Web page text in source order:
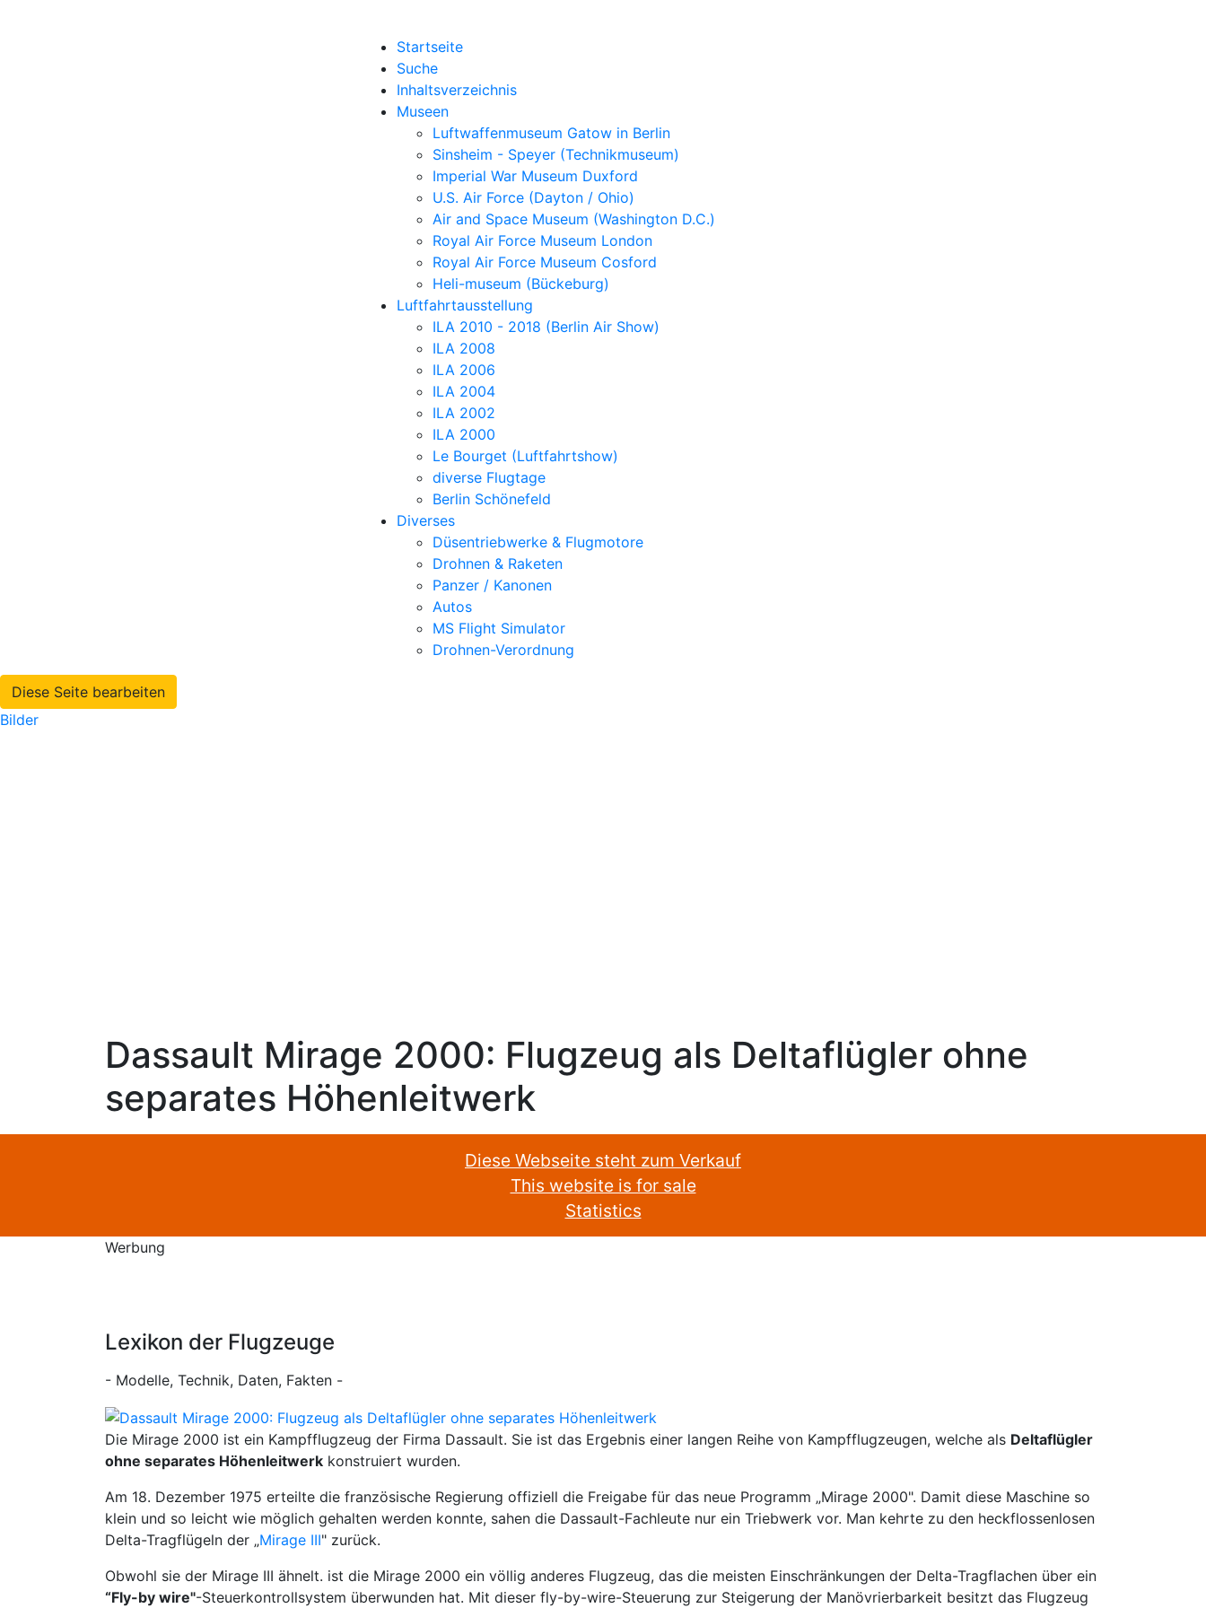
Startseite
Suche
Inhaltsverzeichnis
Museen
Luftwaffenmuseum Gatow in Berlin
Sinsheim - Speyer (Technikmuseum)
Imperial War Museum Duxford
U.S. Air Force (Dayton / Ohio)
Air and Space Museum (Washington D.C.)
Royal Air Force Museum London
Royal Air Force Museum Cosford
Heli-museum (Bückeburg)
Luftfahrtausstellung
ILA 2010 - 2018 (Berlin Air Show)
ILA 2008
ILA 2006
ILA 2004
ILA 2002
ILA 2000
Le Bourget (Luftfahrtshow)
diverse Flugtage
Berlin Schönefeld
Diverses
Düsentriebwerke & Flugmotore
Drohnen & Raketen
Panzer / Kanonen
Autos
MS Flight Simulator
Drohnen-Verordnung
Diese Seite bearbeiten
Bilder
Dassault Mirage 2000: Flugzeug als Deltaflügler ohne
separates Höhenleitwerk
Diese Webseite steht zum Verkauf
This website is for sale
Statistics
Werbung
Lexikon der Flugzeuge
- Modelle, Technik, Daten, Fakten -
Die Mirage 2000 ist ein Kampfflugzeug der Firma Dassault. Sie ist das Ergebnis einer langen Reihe von Kampfflugzeugen, welche als Deltaflügler
ohne separates Höhenleitwerk konstruiert wurden.
Am 18. Dezember 1975 erteilte die französische Regierung offiziell die Freigabe für das neue Programm „Mirage 2000". Damit diese Maschine so
klein und so leicht wie möglich gehalten werden konnte, sahen die Dassault-Fachleute nur ein Triebwerk vor. Man kehrte zu den heckflossenlosen
Delta-Tragflügeln der „Mirage III" zurück.
Obwohl sie der Mirage III ähnelt. ist die Mirage 2000 ein völlig anderes Flugzeug, das die meisten Einschränkungen der Delta-Tragflachen über ein
“Fly-by wire"-Steuerkontrollsystem überwunden hat. Mit dieser fly-by-wire-Steuerung zur Steigerung der Manövrierbarkeit besitzt das Flugzeug